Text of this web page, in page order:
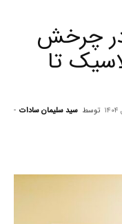
چرخش
تا
توسط سید سلیمان سادات -